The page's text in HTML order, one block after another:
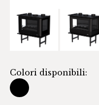
Colori disponibili: